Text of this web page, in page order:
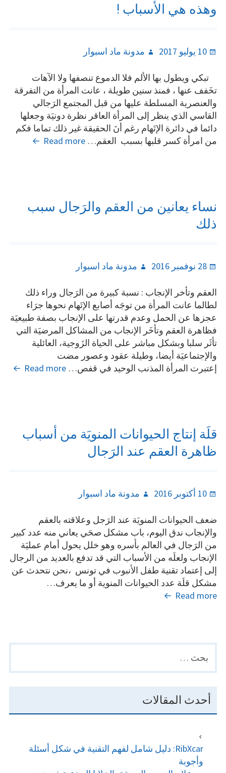
وهذه هي الأسباب !
Posted
10 يوليو 2017 Author
مدونة ماد اسبوار
تبكي ويطول بها الألم فلا الدموع تنصفها ولا الآهات
تخَفف عنها ، فمنذ سنين طويلة ، عانت المرأة من التفرقة
والعنصرية المسلطة عليها من قبل المجتمع الرَجالي
القاسي الذي ينظر إلى المرأة العاقر نظرة دونيَة وجعلها
دائما في دائرة الإتَهام رغم أنَ الحقيقة غير ذلك تماما فكم
من امرأة كسر قلبها بسبب العقم… Read more دراسة
وهذه
الأسباب
نساء يعانين من العقم والرَجال سبب
ذلك
Posted
28 نوفمبر 2016 Author
مدونة ماد اسبوار
العقم وتأخر الإنجاب : نسبة كبيرة من الرَجال وراء ذلك
لطالما عانت المرأة من توجَه أصابع الإتَهام نحوها جرَاء
عجزها عن الحمل وعدم قدرتها على الإنجاب بصفة طبيعيَة
فظاهرة العقم وتأخَر الإنجاب من المشاكل المرضيَة التي
تأثَر سلبا وبشكل مباشر على الحياة الزَوجية، العائلية
والإجتماعيَة أيضا، وطيلة عقود وعصور مضت
إعتبرت المرأة المذنب الوحيد في قفص… Read more نساء
قلَة إنتاج الحيوانات المنويَة من أسباب
ظاهرة العقم عند الرَجال
Posted
10 أكتوبر 2016 Author
مدونة ماد اسبوار
ضعف الحيوانات المنويَة عند الرَجل وعلاقته بالعقم
والإنجاب ندق اليوم، باب مشكل صحَي يعاني منه عدد كبير
من الرَجال في العالم بأسره وهو خلل يحول أمام عمليَة
الإنجاب ولعلَه من الأسباب التي قد تدفع بالعديد من الرجال
إلى إعتماد تقنية طفل الأنبوب في تونس ،نحن نتحدث عن
مشكل قلَة عدد الحيوانات المنوية أو ما يعرف…
Read more قلَة
من
ظاهرة
عند
SIDEBAR
البحث
عن:
أحدث المقالات
RibXcar: دليل شامل لفهم التقنية في شكل أسئلة
وأجوبة